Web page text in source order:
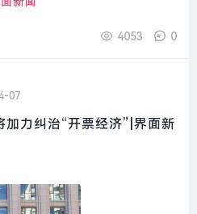
4053 0
07
力纠治“开票经济”|界面新